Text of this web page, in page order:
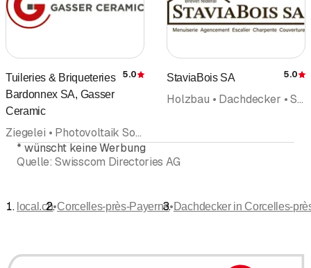
Tuileries & Briqueteries
Bardonnex SA, Gasser
Ceramic
Bewertung
5.0
Ziegelei • Photovoltaik Solarpanel • Solartechnik Solaranlagen • Dachdecker • Maurerarbeiten
StaviaBois SA 5.0
Holzbau • Dachdecker • Schreinerei
* wünscht keine Werbung
Quelle: Swisscom Directories AG
local.ch•Corcelles-près-Payerne•Dachdecker in Corcelles-